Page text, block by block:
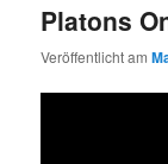
Platons
Veröffentlicht am